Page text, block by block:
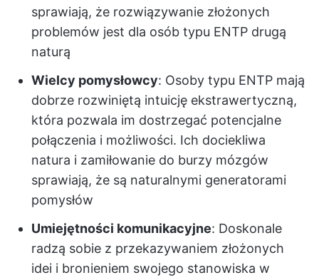
sprawiają, że rozwiązywanie złożonych
problemów jest dla osób typu ENTP drugą
naturą
Wielcy pomysłowcy: Osoby typu ENTP mają
dobrze rozwiniętą intuicję ekstrawertyczną,
która pozwala im dostrzegać potencjalne
połączenia i możliwości. Ich dociekliwa
natura i zamiłowanie do burzy mózgów
sprawiają, że są naturalnymi generatorami
pomysłów
Umiejętności komunikacyjne: Doskonale
radzą sobie z przekazywaniem złożonych
idei i bronieniem swojego stanowiska w